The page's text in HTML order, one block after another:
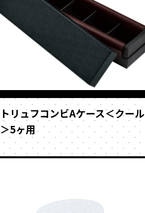
トリュフコンビAケース＜クール
＞5ヶ用